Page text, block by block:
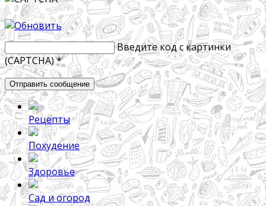
Введите код с картинки
(CAPTCHA)*
Рецепты
Похудение
Здоровье
Сад и огород